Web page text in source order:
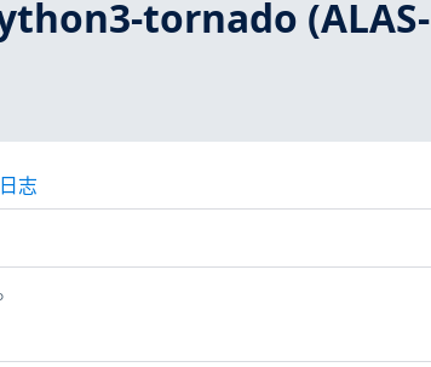
tornado (ALAS-
志